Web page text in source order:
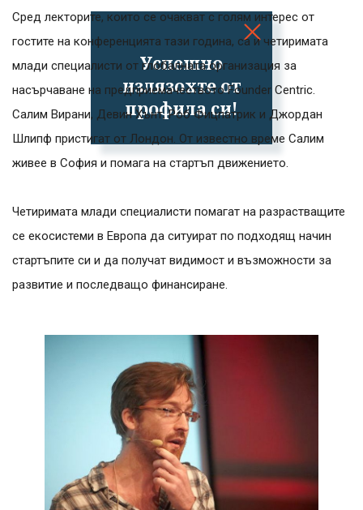
Успешно
излязохте от
профила си!
Сред лекторите, които се очакват с голям интерес от
гостите на конференцията тази година, са и четиримата
млади специалисти от глобалната организация за
насърчаване на предприемачеството Founder Centric.
Салим Вирани, Девин Хънт, Роб Фицпатрик и Джордан
Шлипф пристигат от Лондон. От известно време Салим
живее в София и помага на стартъп движението.
Четиримата млади специалисти помагат на разрастващите
се екосистеми в Европа да ситуират по подходящ начин
стартъпите си и да получат видимост и възможности за
развитие и последващо финансиране.